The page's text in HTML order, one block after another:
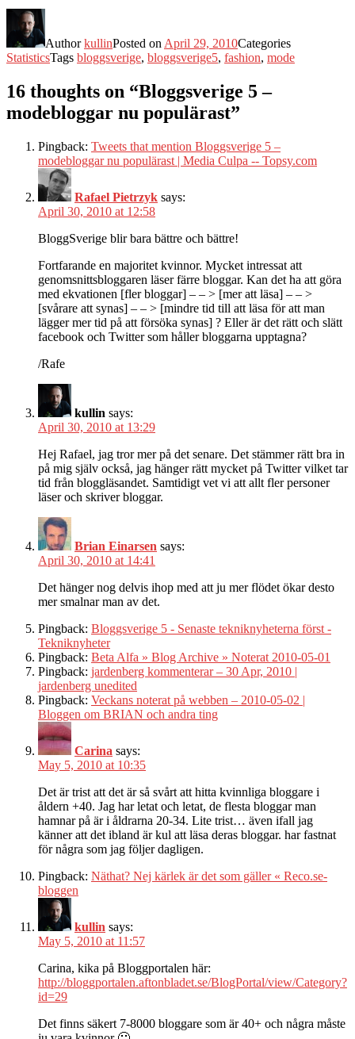
AuthorkullinPosted on April 29, 2010Categories
StatisticsTags bloggsverige, bloggsverige5, fashion, mode
16 thoughts on “Bloggsverige 5 –
modebloggar nu populärast”
Pingback: Tweets that mention Bloggsverige 5 –
modebloggar nu populärast | Media Culpa -- Topsy.com
Rafael Pietrzyk says:
April 30, 2010 at 12:58
BloggSverige blir bara bättre och bättre!
Fortfarande en majoritet kvinnor. Mycket intressat att
genomsnittsbloggaren läser färre bloggar. Kan det ha att göra
med ekvationen [fler bloggar] – – > [mer att läsa] – – >
[svårare att synas] – – > [mindre tid till att läsa för att man
lägger mer tid på att försöka synas] ? Eller är det rätt och slätt
facebook och Twitter som håller bloggarna upptagna?
/Rafe
kullin says:
April 30, 2010 at 13:29
Hej Rafael, jag tror mer på det senare. Det stämmer rätt bra in
på mig själv också, jag hänger rätt mycket på Twitter vilket tar
tid från bloggläsandet. Samtidigt vet vi att allt fler personer
läser och skriver bloggar.
Brian Einarsen says:
April 30, 2010 at 14:41
Det hänger nog delvis ihop med att ju mer flödet ökar desto
mer smalnar man av det.
Pingback: Bloggsverige 5 - Senaste tekniknyheterna först -
Tekniknyheter
Pingback: Beta Alfa » Blog Archive » Noterat 2010-05-01
Pingback: jardenberg kommenterar – 30 Apr, 2010 |
jardenberg unedited
Pingback: Veckans noterat på webben – 2010-05-02 |
Bloggen om BRIAN och andra ting
Carina says:
May 5, 2010 at 10:35
Det är trist att det är så svårt att hitta kvinnliga bloggare i
åldern +40. Jag har letat och letat, de flesta bloggar man
hamnar på är i åldrarna 20-34. Lite trist… även ifall jag
känner att det ibland är kul att läsa deras bloggar. har fastnat
för några som jag följer dagligen.
Pingback: Näthat? Nej kärlek är det som gäller « Reco.se-
bloggen
kullin says:
May 5, 2010 at 11:57
Carina, kika på Bloggportalen här:
http://bloggportalen.aftonbladet.se/BlogPortal/view/Category?
id=29
Det finns säkert 7-8000 bloggare som är 40+ och några måste